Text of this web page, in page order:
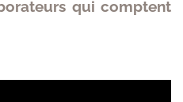
qui comptent